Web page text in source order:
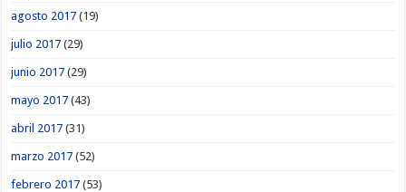
agosto 2017 (19)
julio 2017 (29)
junio 2017 (29)
mayo 2017 (43)
abril 2017 (31)
marzo 2017 (52)
febrero 2017 (53)